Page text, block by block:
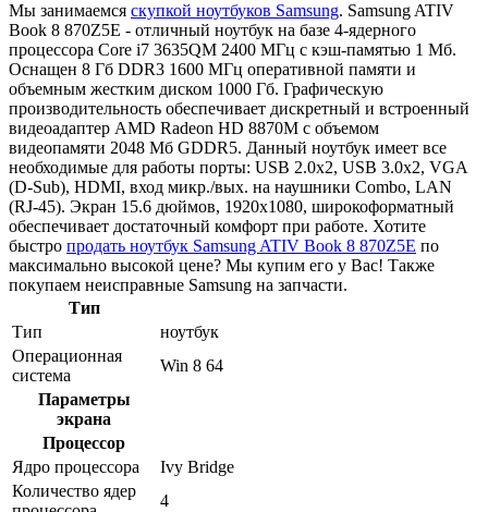
Мы занимаемся скупкой ноутбуков Samsung. Samsung ATIV
Book 8 870Z5E - отличный ноутбук на базе 4-ядерного
процессора Core i7 3635QM 2400 МГц с кэш-памятью 1 Мб.
Оснащен 8 Гб DDR3 1600 МГц оперативной памяти и
объемным жестким диском 1000 Гб. Графическую
производительность обеспечивает дискретный и встроенный
видеоадаптер AMD Radeon HD 8870M с объемом
видеопамяти 2048 Мб GDDR5. Данный ноутбук имеет все
необходимые для работы порты: USB 2.0x2, USB 3.0x2, VGA
(D-Sub), HDMI, вход микр./вых. на наушники Combo, LAN
(RJ-45). Экран 15.6 дюймов, 1920x1080, широкоформатный
обеспечивает достаточный комфорт при работе. Хотите
быстро продать ноутбук Samsung ATIV Book 8 870Z5E по
максимально высокой цене? Мы купим его у Вас! Также
покупаем неисправные Samsung на запчасти.
Тип
Тип
ноутбук
Операционная
система
Win 8 64
Параметры
экрана
Процессор
Ядро процессора
Ivy Bridge
Количество ядер
4